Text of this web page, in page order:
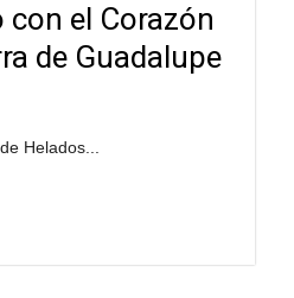
el Corazón
de Guadalupe
Helados...